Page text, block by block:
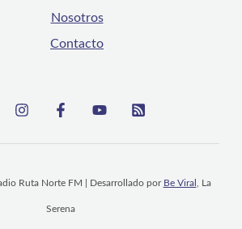
Nosotros
Contacto
Ruta Norte FM | Desarrollado por Be Viral , La
Serena